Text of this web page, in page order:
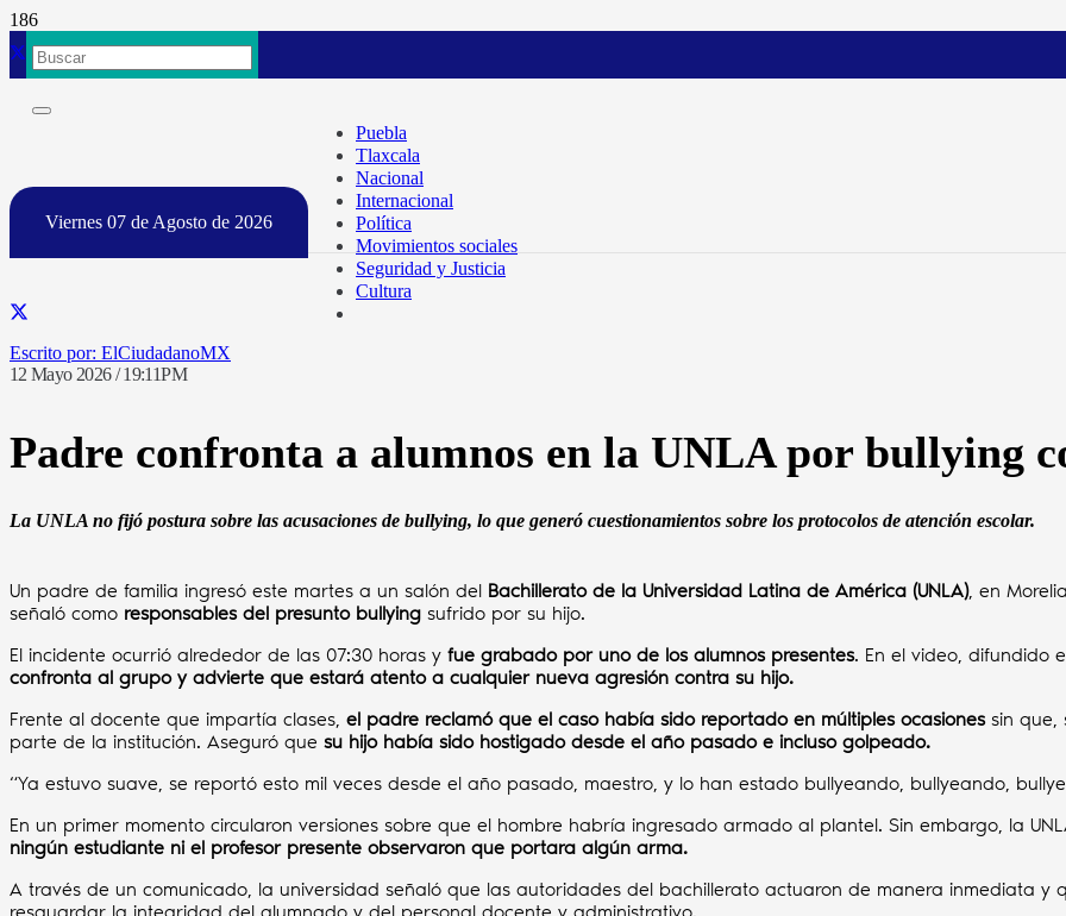
Viernes 07 de Agosto de 2026
Puebla
Tlaxcala
Nacional
Internacional
Política
Movimientos sociales
Seguridad y Justicia
Cultura
ElCiudadanoMX
12 Mayo 2026 / 19:11PM
Padre confronta a alumnos en la UNLA por bullying
La UNLA no fijó postura sobre las acusaciones de bullying, lo que generó cuestionamientos sobre los protocolos de atención escolar.
Un padre de familia ingresó este martes a un salón del Bachillerato de la Universidad Latina de América (UNLA), en
señaló como responsables del presunto bullying sufrido por su hijo.
El incidente ocurrió alrededor de las 07:30 horas y fue grabado por uno de los alumnos presentes. En el video, difundido
confronta al grupo y advierte que estará atento a cualquier nueva agresión contra su hijo.
Frente al docente que impartía clases, el padre reclamó que el caso había sido reportado en múltiples ocasiones sin que,
parte de la institución. Aseguró que su hijo había sido hostigado desde el año pasado e incluso golpeado.
“Ya estuvo suave, se reportó esto mil veces desde el año pasado, maestro, y lo han estado bullyeando, bullyeando,
En un primer momento circularon versiones sobre que el hombre habría ingresado armado al plantel. Sin embargo, la
ningún estudiante ni el profesor presente observaron que portara algún arma.
A través de un comunicado, la universidad señaló que las autoridades del bachillerato actuaron de manera inmediata